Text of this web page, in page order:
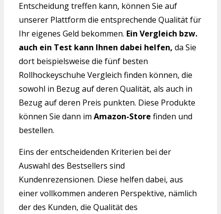
Entscheidung treffen kann, können Sie auf
unserer Plattform die entsprechende Qualität für
Ihr eigenes Geld bekommen. Ein Vergleich bzw.
auch ein Test kann Ihnen dabei helfen, da Sie
dort beispielsweise die fünf besten
Rollhockeyschuhe Vergleich finden können, die
sowohl in Bezug auf deren Qualität, als auch in
Bezug auf deren Preis punkten. Diese Produkte
können Sie dann im Amazon-Store finden und
bestellen.
Eins der entscheidenden Kriterien bei der
Auswahl des Bestsellers sind
Kundenrezensionen. Diese helfen dabei, aus
einer vollkommen anderen Perspektive, nämlich
der des Kunden, die Qualität des